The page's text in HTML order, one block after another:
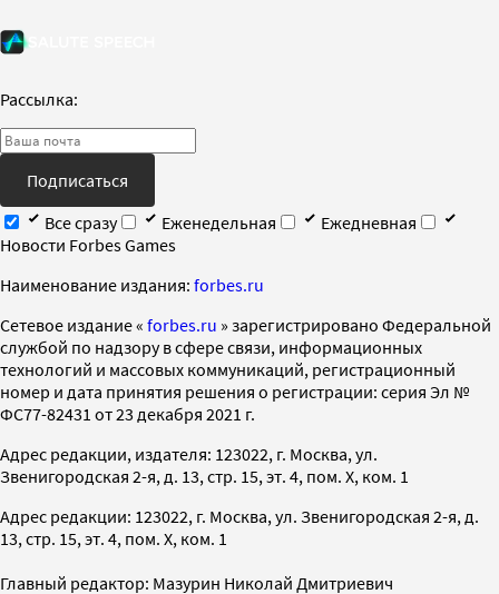
Рассылка:
Подписаться
Все сразу
Еженедельная
Ежедневная
Новости Forbes Games
Наименование издания: forbes.ru
Cетевое издание « forbes.ru » зарегистрировано Федеральной
службой по надзору в сфере связи, информационных
технологий и массовых коммуникаций, регистрационный
номер и дата принятия решения о регистрации: серия Эл №
ФС77-82431 от 23 декабря 2021 г.
Адрес редакции, издателя: 123022, г. Москва, ул.
Звенигородская 2-я, д. 13, стр. 15, эт. 4, пом. X, ком. 1
Адрес редакции: 123022, г. Москва, ул. Звенигородская 2-я, д.
13, стр. 15, эт. 4, пом. X, ком. 1
Главный редактор: Мазурин Николай Дмитриевич